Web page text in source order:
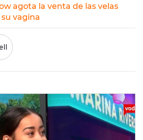
agota la venta de las velas
vagina